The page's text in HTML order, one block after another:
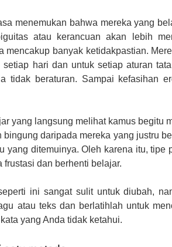
menemukan bahwa mereka yang
atau kerancuan akan lebih
mencakup banyak ketidakpastian.
setiap hari dan untuk setiap aturan
tidak beraturan. Sampai kefasihan
yang langsung melihat kamus begitu
bingung daripada mereka yang justru
yang ditemuinya. Oleh karena itu, tipe
frustasi dan berhenti belajar.
ini sangat sulit untuk diubah,
atau teks dan berlatihlah untuk
yang Anda tidak ketahui.